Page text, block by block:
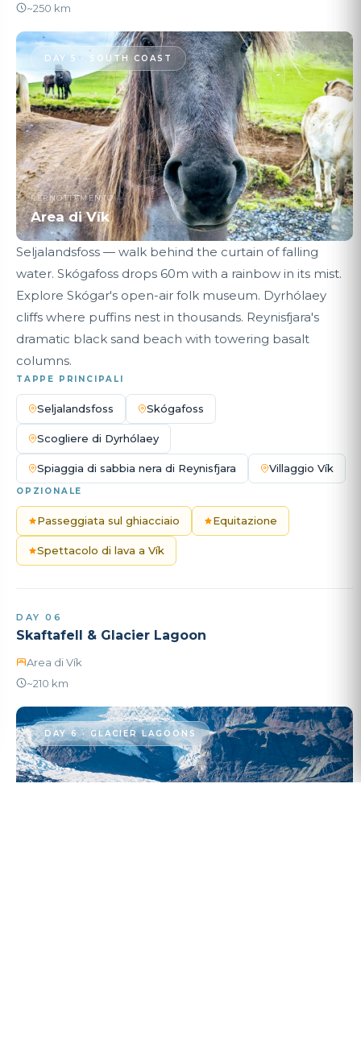
~250 km
DAY 5 · SOUTH COAST
PERNOTTAMENTO
Area di Vík
Seljalandsfoss — walk behind the curtain of falling
water. Skógafoss drops 60m with a rainbow in its mist.
Explore Skógar's open-air folk museum. Dyrhólaey
cliffs where puffins nest in thousands. Reynisfjara's
dramatic black sand beach with towering basalt
columns.
TAPPE PRINCIPALI
Seljalandsfoss Skógafoss
Scogliere di Dyrhólaey
Spiaggia di sabbia nera di Reynisfjara Villaggio Vík
OPZIONALE
Passeggiata sul ghiacciaio Equitazione
Spettacolo di lava a Vík
DAY 06
Skaftafell & Glacier Lagoon
Area di Vík
~210 km
DAY 6 · GLACIER LAGOONS